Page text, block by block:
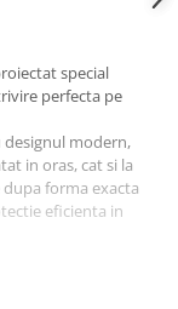
special
perfecta pe
designul modern,
in oras, cat si la
forma exacta
eficienta in
a apei,